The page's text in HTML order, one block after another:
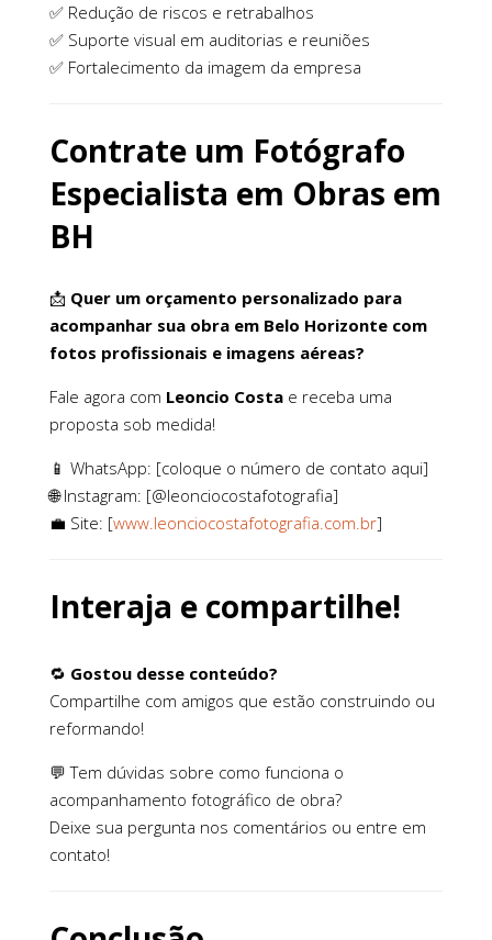
✅ Redução de riscos e retrabalhos
✅ Suporte visual em auditorias e reuniões
✅ Fortalecimento da imagem da empresa
Contrate um Fotógrafo
Especialista em Obras em
BH
📩 Quer um orçamento personalizado para
acompanhar sua obra em Belo Horizonte com
fotos profissionais e imagens aéreas?
Fale agora com Leoncio Costa e receba uma
proposta sob medida!
📱 WhatsApp: [coloque o número de contato aqui]
🌐 Instagram: [@leonciocostafotografia]
💼 Site: [www.leonciocostafotografia.com.br]
Interaja e compartilhe!
🔁 Gostou desse conteúdo?
Compartilhe com amigos que estão construindo ou
reformando!
💬 Tem dúvidas sobre como funciona o
acompanhamento fotográfico de obra?
Deixe sua pergunta nos comentários ou entre em
contato!